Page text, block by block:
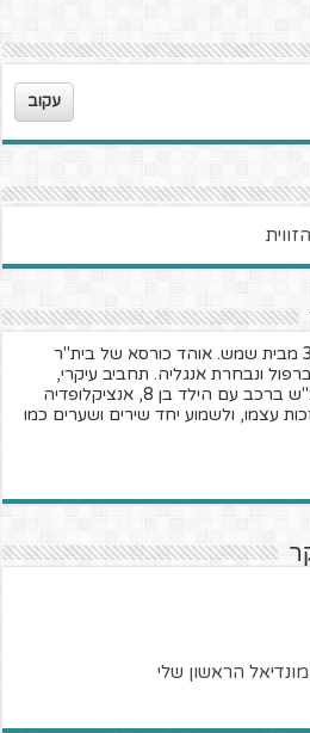
עקוב
נשוי ואב ל 3 מבית שמש. אוהד כורסא של בית"ר
ונבחרת אנגליה. תחביב עיקרי,
לנסוע במוצ"ש ברכב עם הילד בן 8, אנציקלופדיה
עצמו, ולשמוע יחד שירים ושערים כמו
הראשון שלי